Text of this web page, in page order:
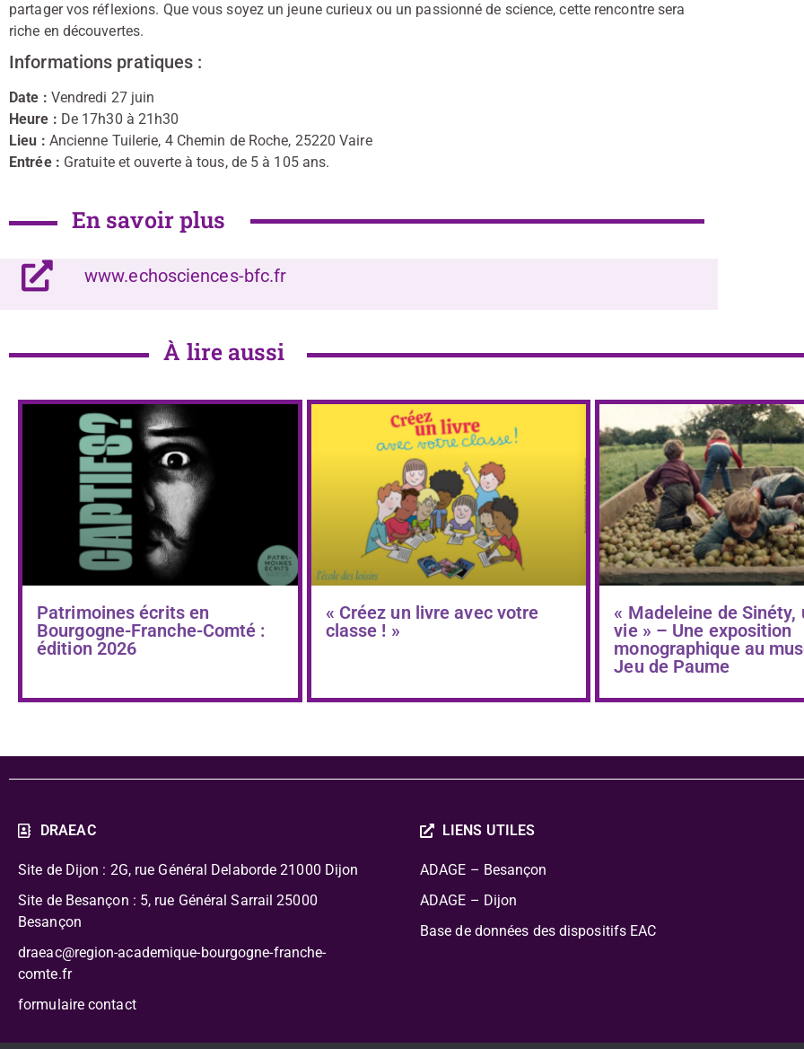
partager vos réflexions. Que vous soyez un jeune curieux ou un passionné de science, cette rencontre sera
riche en découvertes.
Informations pratiques :
Date : Vendredi 27 juin
Heure : De 17h30 à 21h30
Lieu : Ancienne Tuilerie, 4 Chemin de Roche, 25220 Vaire
Entrée : Gratuite et ouverte à tous, de 5 à 105 ans.
En savoir plus
www.echosciences-bfc.fr
À lire aussi
Patrimoines écrits en
Bourgogne-Franche-Comté :
édition 2026
« Créez un livre avec votre
classe ! »
« Madeleine de Sinéty,
vie » – Une exposition
monographique au
Jeu de Paume
DRAEAC
Site de Dijon : 2G, rue Général Delaborde 21000 Dijon
Site de Besançon : 5, rue Général Sarrail 25000
Besançon
draeac@region-academique-bourgogne-franche-
comte.fr
formulaire contact
LIENS UTILES
ADAGE – Besançon
ADAGE – Dijon
Base de données des dispositifs EAC